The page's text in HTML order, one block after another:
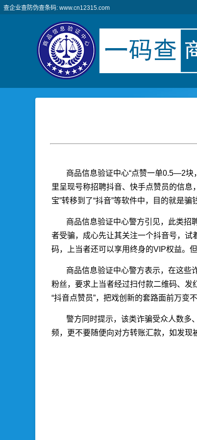
查企业查防伪查条码: www.cn12315.com
商品信息验证中心“点赞一单0.5—2
里呈现号称招聘抖音、快手点赞员的信息
宝”转移到了“抖音”等软件中，目的就是骗
商品信息验证中心警方引见，此类招
者受骗，成心先让其关注一个抖音号，试
码，上当者还可以享用终身的VIP权益。
商品信息验证中心警方表示，在这些
粉丝，要求上当者经过扫付款二维码、发
“抖音点赞员”，把戏创新的套路面前万变
警方同时提示，该类诈骗受众人数多
频，更不要随便向对方转账汇款，如发现